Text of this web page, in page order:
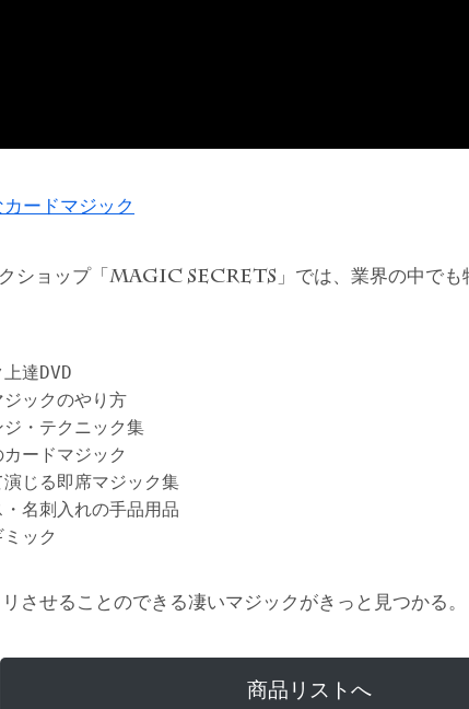
ードマジック
ショップ「 MAGIC SECRETS 」では、業界の中で
達DVD
ックのやり方
・テクニック集
ードマジック
じる即席マジック集
名刺入れの手品用品
ック
させることのできる凄いマジックがきっと見つかる。
商品リストへ